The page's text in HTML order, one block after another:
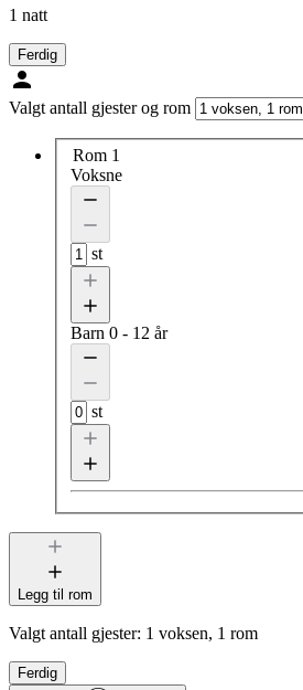
1 natt
Ferdig
Valgt antall gjester og rom
Rom 1
Voksne
st
Barn 0 - 12 år
st
Legg til rom
Valgt antall gjester: 1 voksen, 1 rom
Ferdig